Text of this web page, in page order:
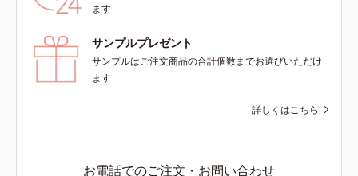
ます
サンプルプレゼント
サンプルはご注文商品の合計個数までお選びいただけ
ます
詳しくはこちら
お電話でのご注文・お問い合わせ